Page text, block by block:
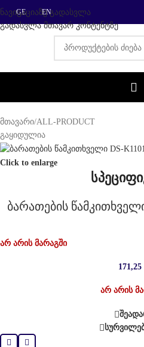
ნავიგაციაზე გადასვლა
გადასვლა მთავარ კონტენტზე
GE EN
მთავარი/ALL-PRODUCT
გაყიდულია
Click to enlarge
ბარათების
არ არის მარაგში
171,25
არ არის